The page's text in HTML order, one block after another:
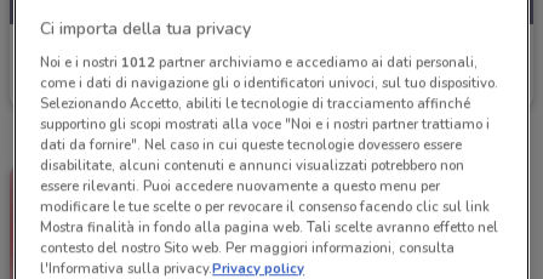
MediaWorld
Scade domenica 5.8 km
Ci importa della tua privacy
Noi e i nostri 1012partner archiviamo e accediamo ai dati personali,
come i dati di navigazione gli o identificatori univoci, sul tuo dispositivo.
Selezionando Accetto, abiliti le tecnologie di tracciamento affinché
supportino gli scopi mostrati alla voce "Noi e i nostri partner trattiamo i
dati da fornire". Nel caso in cui queste tecnologie dovessero essere
disabilitate, alcuni contenuti e annunci visualizzati potrebbero non
essere rilevanti. Puoi accedere nuovamente a questo menu per
modificare le tue scelte o per revocare il consenso facendo clic sul link
Mostra finalità in fondo alla pagina web. Tali scelte avranno effetto nel
contesto del nostro Sito web. Per maggiori informazioni, consulta
l'Informativa sulla privacy.Privacy policy